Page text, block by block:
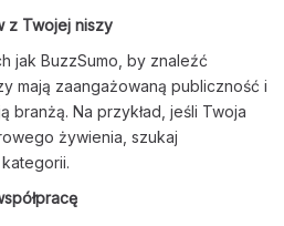
z Twojej niszy
jak BuzzSumo, by znaleźć
mają zaangażowaną publiczność i
branżą. Na przykład, jeśli Twoja
żywienia, szukaj